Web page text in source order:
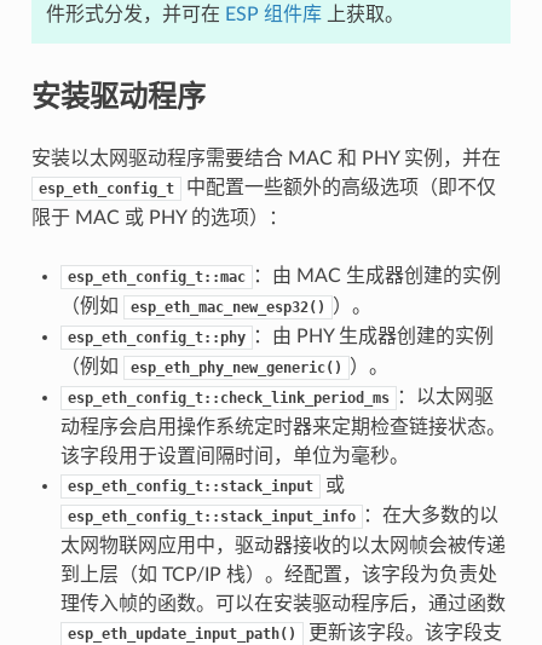
件形式分发，并可在 ESP 组件库上获取。
安装驱动程序
安装以太网驱动程序需要结合 MAC 和 PHY 实例，并在
esp_eth_config_t
中配置一些额外的高级选项（即不仅
限于 MAC 或 PHY 的选项）：
esp_eth_config_t::mac
：由 MAC 生成器创建的实例
（例如
esp_eth_mac_new_esp32() ）。
esp_eth_config_t::phy
：由 PHY 生成器创建的实例
（例如
esp_eth_phy_new_generic() ）。
esp_eth_config_t::check_link_period_ms
：以太网驱
动程序会启用操作系统定时器来定期检查链接状态。
该字段用于设置间隔时间，单位为毫秒。
esp_eth_config_t::stack_input 或
esp_eth_config_t::stack_input_info
：在大多数的以
太网物联网应用中，驱动器接收的以太网帧会被传递
到上层（如 TCP/IP 栈）。经配置，该字段为负责处
理传入帧的函数。可以在安装驱动程序后，通过函数
esp_eth_update_input_path()
更新该字段。该字段支